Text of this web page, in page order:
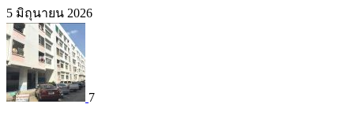
5 มิถุนายน 2026
7